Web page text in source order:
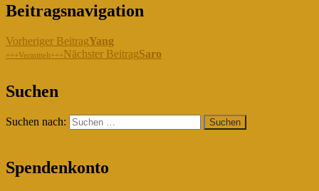
Beitragsnavigation
Vorheriger BeitragYang
+++Vermittelt+++Nächster BeitragSaro
"Gemeinsam für die Hunde in
Rumänien!"
Suchen
Suchen nach:
Spendenkonto